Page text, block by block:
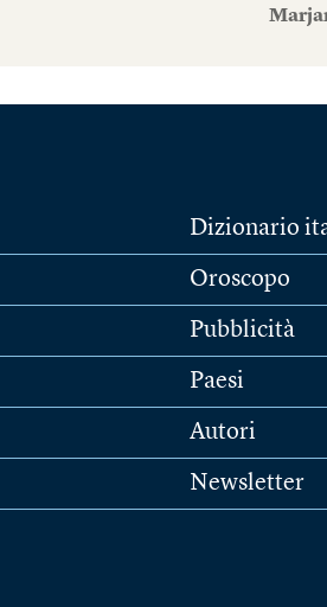
Dizionario
Oroscopo
Pubblicità
Paesi
Autori
Newsletter